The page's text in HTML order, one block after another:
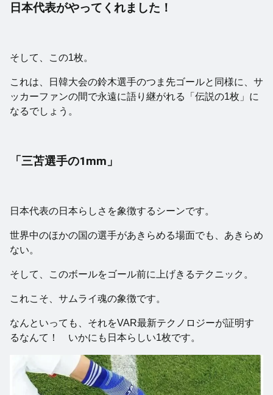
日本代表がやってくれました！
そして、この1枚。
これは、日韓大会の鈴木選手のつま先ゴールと同様に、サ
ッカーファンの間で永遠に語り継がれる「伝説の1枚」に
なるでしょう。
「三苫選手の1mm」
日本代表の日本らしさを象徴するシーンです。
世界中のほかの国の選手があきらめる場面でも、あきらめ
ない。
そして、このボールをゴール前に上げきるテクニック。
これこそ、サムライ魂の象徴です。
なんといっても、それをVAR最新テクノロジーが証明す
るなんて！ いかにも日本らしい1枚です。